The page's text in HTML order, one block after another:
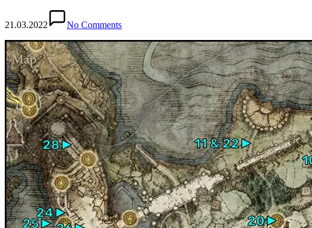
21.03.2022 No Comments